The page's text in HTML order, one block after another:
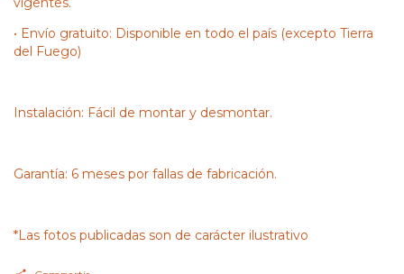
• Envío gratuito: Disponible en todo el país (excepto Tierra
del Fuego)
Instalación: Fácil de montar y desmontar.
Garantía: 6 meses por fallas de fabricación.
*Las fotos publicadas son de carácter ilustrativo